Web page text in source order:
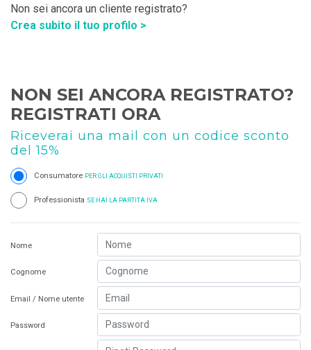
Non sei ancora un cliente registrato?
Crea subito il tuo profilo >
NON SEI ANCORA REGISTRATO?
REGISTRATI ORA
Riceverai una mail con un codice sconto
del 15%
Consumatore PER GLI ACQUISTI PRIVATI
Professionista SE HAI LA PARTITA IVA
Nome
Cognome
Email / Nome utente
Password